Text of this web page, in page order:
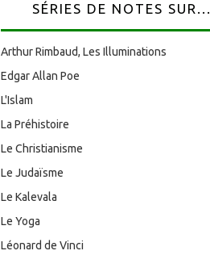
SÉRIES DE NOTES SUR...
Arthur Rimbaud, Les Illuminations
Edgar Allan Poe
L'Islam
La Préhistoire
Le Christianisme
Le Judaïsme
Le Kalevala
Le Yoga
Léonard de Vinci